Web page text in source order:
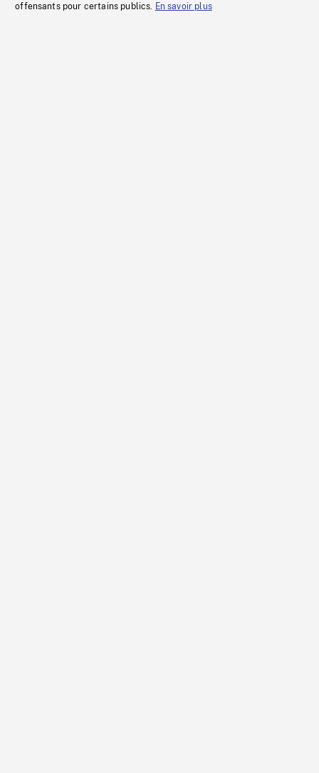
offensants pour certains publics. En savoir plus